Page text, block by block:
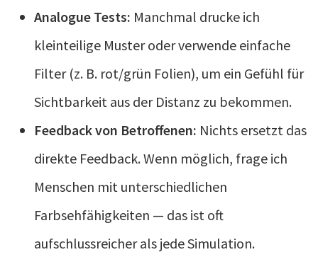
Analogue Tests: Manchmal drucke ich
kleinteilige Muster oder verwende einfache
Filter (z. B. rot/grün Folien), um ein Gefühl für
Sichtbarkeit aus der Distanz zu bekommen.
Feedback von Betroffenen: Nichts ersetzt das
direkte Feedback. Wenn möglich, frage ich
Menschen mit unterschiedlichen
Farbsehfähigkeiten — das ist oft
aufschlussreicher als jede Simulation.